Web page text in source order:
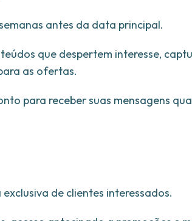
antes da data principal.
que despertem interesse,
as ofertas.
para receber suas mensagens
de clientes interessados.